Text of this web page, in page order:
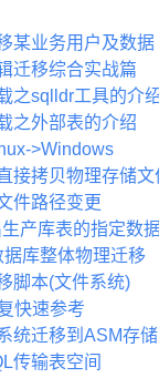
某业务用户及数据
迁移综合实战篇
之sqlldr工具的介
之外部表的介绍
>Windows
接拷贝物理存储文
件路径变更
产库表的指定数
据库整体物理迁移
脚本(文件系统)
快速参考
统迁移到ASM存储
传输表空间